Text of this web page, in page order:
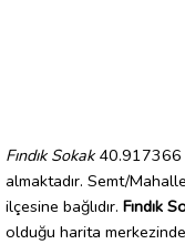
Fındık Sokak40.917366
almaktadır. Semt/
ilçesine bağlıdır. Fındık
olduğu harita